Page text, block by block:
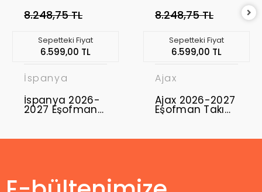
8.248,75 TL
Sepetteki Fiyat
6.599,00 TL
İspanya
İspanya 2026-
2027 Eşofman
Takımı ESP-01
8.248,75 TL
Sepetteki Fiyat
6.599,00 TL
Ajax
Ajax 2026-2027
Eşofman Takımı
AJX-02